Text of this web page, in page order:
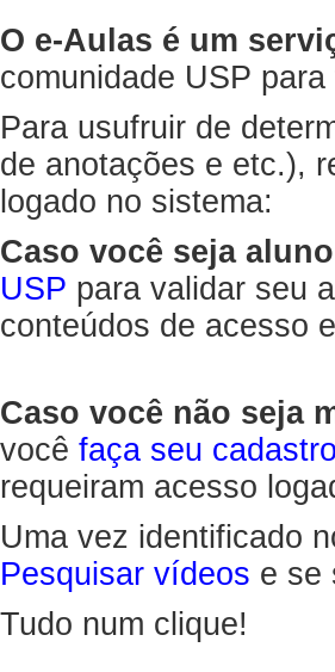
O e-Aulas é um
comunidade USP
Para usufruir de
de anotações e etc.),
logado no sistema:
Caso você seja
USP para validar seu
conteúdos de acesso
Caso você não seja
você faça seu cadastro
requeiram acesso
Uma vez identificado
Pesquisar vídeos e se
Tudo num clique!